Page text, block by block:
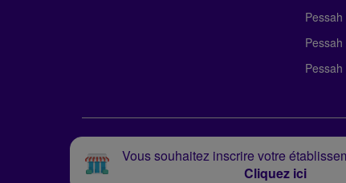
Vous souhaitez inscrire votre
Cliquez ici